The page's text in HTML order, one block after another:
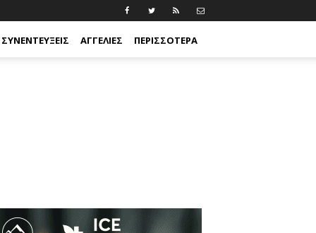
ΣΥΝΕΝΤΕΎΞΕΙΣ ΑΓΓΕΛΊΕΣ ΠΕΡΙΣΣΟΤΕΡΑ